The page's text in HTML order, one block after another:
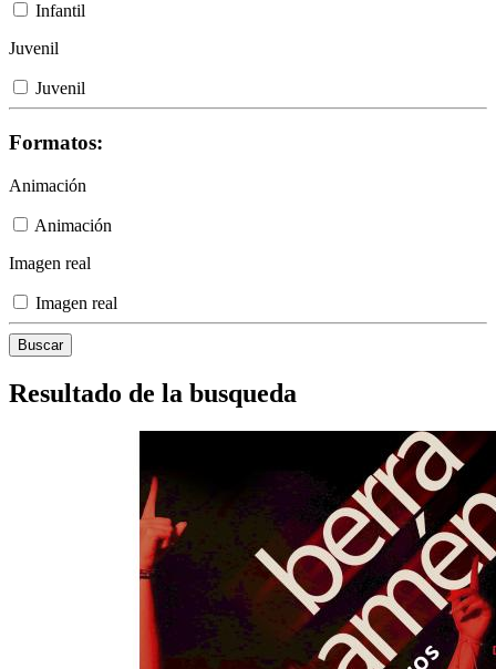
Infantil
Juvenil
Juvenil
Formatos:
Animación
Animación
Imagen real
Imagen real
Resultado de la busqueda